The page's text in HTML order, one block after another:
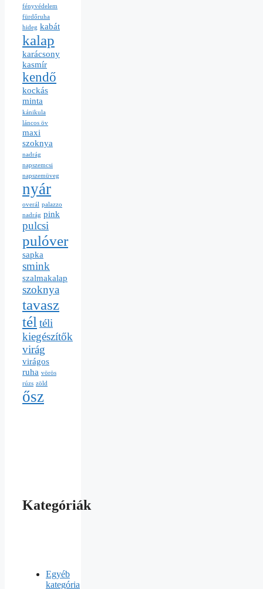
fényvédelem
fürdőruha
hideg kabát
kalap
karácsony
kasmír
kendő
kockás
minta
kánikula
láncos öv
maxi
szoknya
nadrág
napszemcsi
napszemüveg
nyár
overál palazzo
nadrág pink
pulcsi
pulóver
sapka
smink
szalmakalap
szoknya
tavasz
tél téli
kiegészítők
virág
virágos
ruha vörös
rúzs zöld
ősz
Kategóriák
Egyéb
kategória